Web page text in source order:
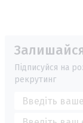
Підписуйся на
рекрутинг